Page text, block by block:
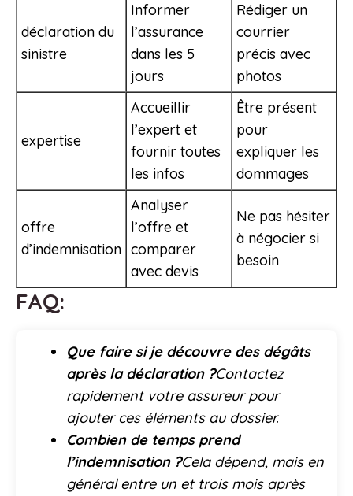
déclaration du
sinistre
Informer
l’assurance
dans les 5
jours
Rédiger un
courrier
précis avec
photos
expertise
Accueillir
l’expert et
fournir toutes
les infos
Être présent
pour
expliquer les
dommages
offre
d’indemnisation
Analyser
l’offre et
comparer
avec devis
Ne pas hésiter
à négocier si
besoin
FAQ:
Que faire si je découvre des dégâts
après la déclaration ?Contactez
rapidement votre assureur pour
ajouter ces éléments au dossier.
Combien de temps prend
l’indemnisation ?Cela dépend, mais en
général entre un et trois mois après